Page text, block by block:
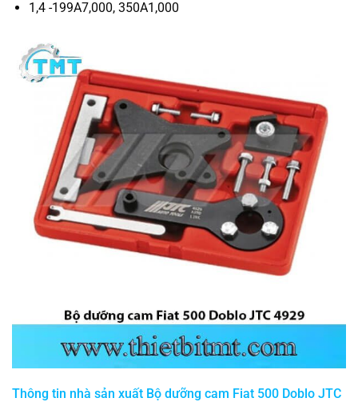
1,4 -199A7,000, 350A1,000
Thông tin nhà sản xuất Bộ dưỡng cam Fiat 500 Doblo JTC